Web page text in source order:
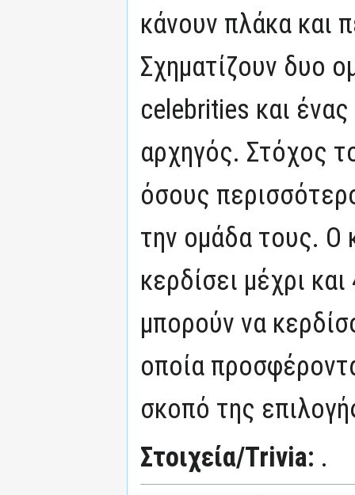
κάνουν πλάκα και
Σχηματίζουν δυο
celebrities και
αρχηγός. Στόχος
όσους
την ομάδα τους. Ο
κερδίσει μέχρι
μπορούν να
οποία
σκοπό της
Στοιχεία/Trivia: .